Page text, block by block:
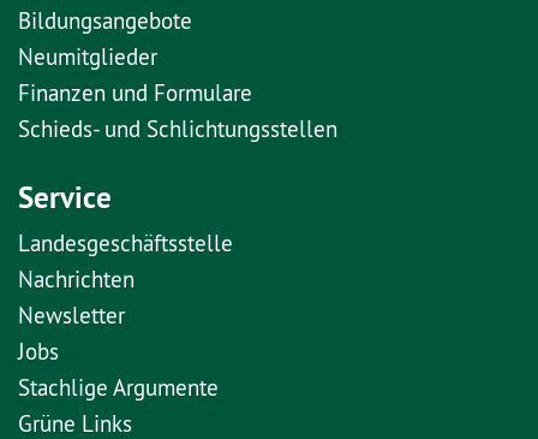
Bildungsangebote
Neumitglieder
Finanzen und Formulare
Schieds- und Schlichtungsstellen
Service
Landesgeschäftsstelle
Nachrichten
Newsletter
Jobs
Stachlige Argumente
Grüne Links